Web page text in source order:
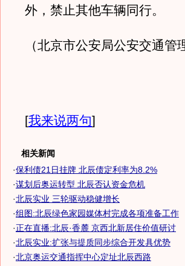
外，禁止其他车辆同行。
（北京市公安局公安交通管
[我来说两句]
相关新闻
·保利债21日挂牌 北辰债定利率为8.2%
·谋划后奥运转型 北辰否认资金危机
·北辰实业 三轮驱动稳健增长
·组图:北辰绿色家园媒体村完成各项准备工作
·正在直播:北辰·香麓 京西北新居住价值研讨
·北辰实业:扩张与提质同步综合开发具优势
·北京奥运交通指挥中心定址北辰西路